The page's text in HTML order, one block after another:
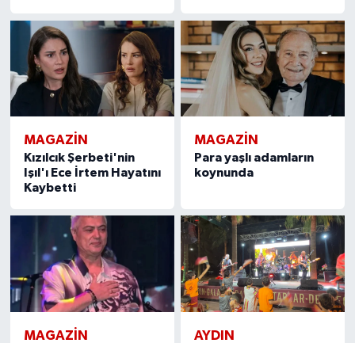
MAGAZIN
Kızılcık Şerbeti'nin
Işıl'ı Ece İrtem Hayatını
Kaybetti
MAGAZIN
Para yaşlı adamların
koynunda
MAGAZIN AYDIN